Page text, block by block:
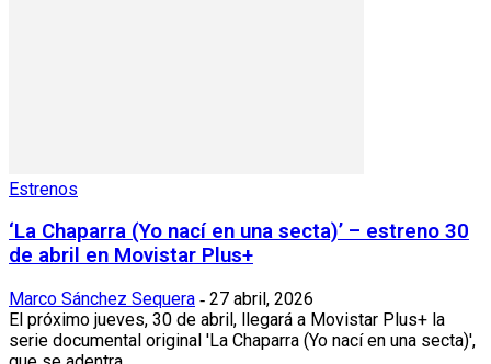
Estrenos
‘La Chaparra (Yo nací en una secta)’ – estreno 30
de abril en Movistar Plus+
Marco Sánchez Sequera - 27 abril, 2026
El próximo jueves, 30 de abril, llegará a Movistar Plus+ la
serie documental original 'La Chaparra (Yo nací en una secta)',